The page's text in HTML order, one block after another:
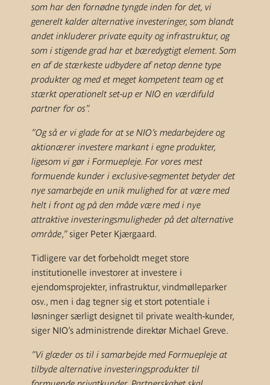
som har den fornødne tyngde inden for det, vi
generelt kalder alternative investeringer, som blandt
andet inkluderer private equity og infrastruktur, og
som i stigende grad har et bæredygtigt element. Som
en af de stærkeste udbydere af netop denne type
produkter og med et meget kompetent team og et
stærkt operationelt set-up er NIO en værdifuld
partner for os”.
”Og så er vi glade for at se NIO’s medarbejdere og
aktionærer investere markant i egne produkter,
ligesom vi gør i Formuepleje. For vores mest
formuende kunder i exclusive-segmentet betyder det
nye samarbejde en unik mulighed for at være med
helt i front og på den måde være med i nye
attraktive investeringsmuligheder på det alternative
område,” siger Peter Kjærgaard.
Tidligere var det forbeholdt meget store
institutionelle investorer at investere i
ejendomsprojekter, infrastruktur, vindmølleparker
osv., men i dag tegner sig et stort potentiale i
løsninger særligt designet til private wealth-kunder,
siger NIO’s administrende direktør Michael Greve.
”Vi glæder os til i samarbejde med Formuepleje at
tilbyde alternative investeringsprodukter til